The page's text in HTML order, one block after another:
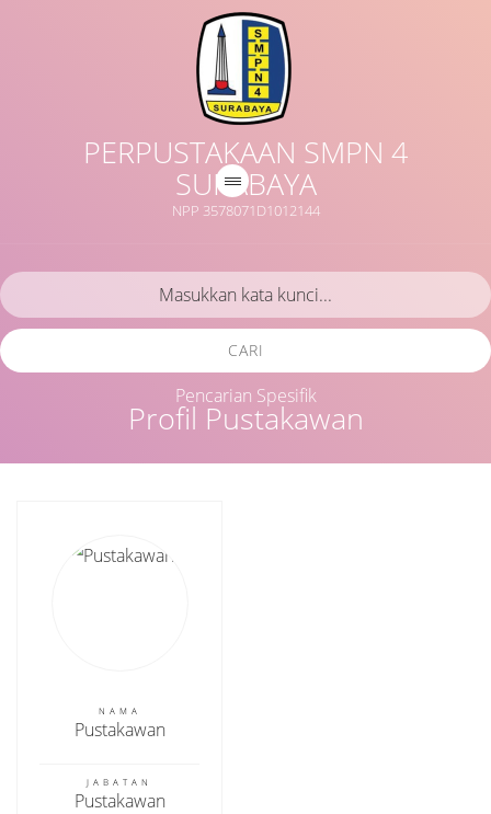
PERPUSTAKAAN SMPN 4
SURABAYA
NPP 3578071D1012144
Profil Pustakawan
CARI
Pencarian Spesifik
NAMA
Pustakawan
JABATAN
Pustakawan